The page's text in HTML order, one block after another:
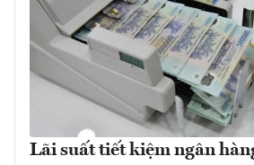
Lãi suất tiết kiệm ngân